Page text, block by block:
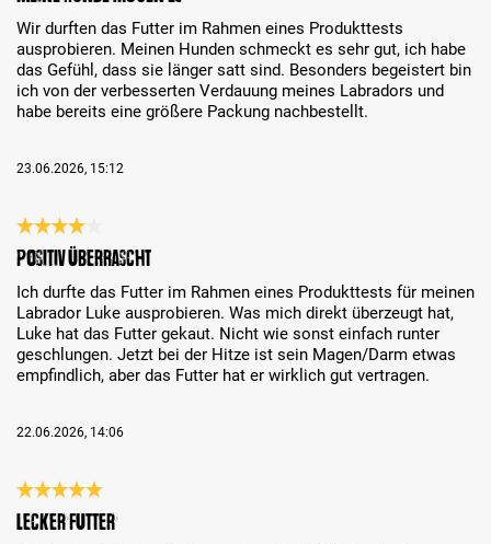
Wir durften das Futter im Rahmen eines Produkttests
ausprobieren. Meinen Hunden schmeckt es sehr gut, ich habe
das Gefühl, dass sie länger satt sind. Besonders begeistert bin
ich von der verbesserten Verdauung meines Labradors und
habe bereits eine größere Packung nachbestellt.
23.06.2026, 15:12
Bewertung mit 4 von 5 Sternen
Positiv überrascht
Ich durfte das Futter im Rahmen eines Produkttests für meinen
Labrador Luke ausprobieren. Was mich direkt überzeugt hat,
Luke hat das Futter gekaut. Nicht wie sonst einfach runter
geschlungen. Jetzt bei der Hitze ist sein Magen/Darm etwas
empfindlich, aber das Futter hat er wirklich gut vertragen.
22.06.2026, 14:06
Bewertung mit 5 von 5 Sternen
lecker Futter